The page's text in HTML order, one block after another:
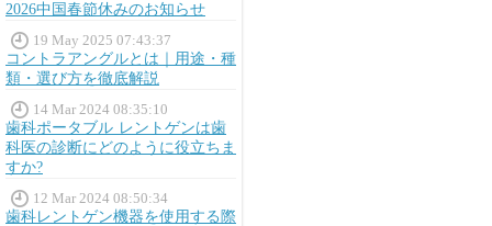
2026中国春節休みのお知らせ
19 May 2025 07:43:37
コントラアングルとは｜用途・種
類・選び方を徹底解説
14 Mar 2024 08:35:10
歯科ポータブル レントゲンは歯
科医の診断にどのように役立ちま
すか?
12 Mar 2024 08:50:34
歯科レントゲン機器を使用する際